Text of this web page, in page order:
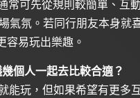
常可先從規則較簡單、互
氣氛。若同行朋友本身就
容易玩出樂趣。
個人一起去比較合適？
能玩，但如果希望有更多